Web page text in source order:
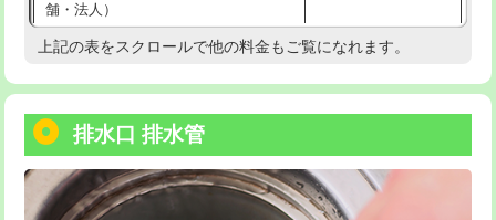
給水管工事※（塩ビ管（VP・HI）使
用/3ｍまで)
用（追加）/3ｍ超え)
給水管工事※（ライニング鋼管・銅
管・ポリ管・HT管使用/3ｍまで)
44,000円
舗・法人）
高度高圧洗浄換 現地調査
トーラー機使用/3mまで
追加トーラー機使用/3m超え +3,300円
上記の表をスクロールで他の料金もご覧になれます。
排水口 排水管